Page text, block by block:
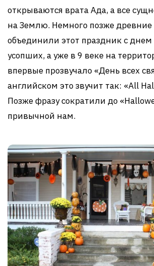
открываются врата Ада, а все
на Землю. Немного позже
объединили этот праздник с
усопших, а уже в 9 веке на
впервые прозвучало «День всех
английском это звучит так: «All
Позже фразу сократили до
привычной нам.